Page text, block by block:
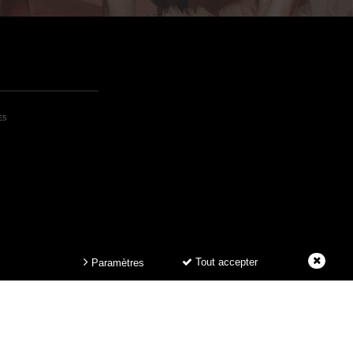
Tout accepter
Paramètres